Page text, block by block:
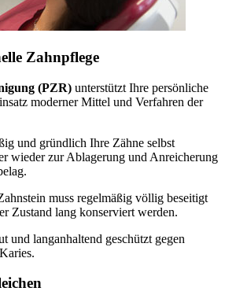
Zahnpflege
(PZR) unterstützt Ihre persönliche
moderner Mittel und Verfahren der
und gründlich Ihre Zähne selbst
wieder zur Ablagerung und Anreicherung
muss regelmäßig völlig beseitigt
Zustand lang konserviert werden.
und langanhaltend geschützt gegen